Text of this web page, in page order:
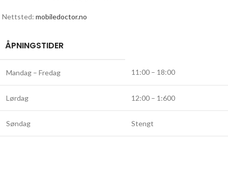
Nettsted: mobiledoctor.no
ÅPNINGSTIDER
Mandag – Fredag 11:00 – 18:00
Lørdag 12:00 – 1:600
Søndag Stengt